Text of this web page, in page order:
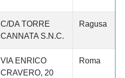
C/DA TORRE
CANNATA S.N.C.
Ragusa
VIA ENRICO
CRAVERO, 20
Roma